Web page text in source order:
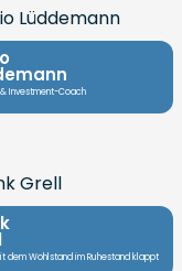
Investment-Coach
dem Wohlstand im Ruhestand klappt